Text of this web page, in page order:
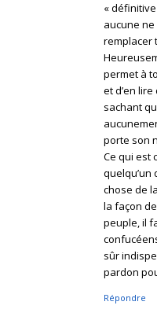
«
aucune
remplacer
permet à
et d’en
sachant
porte son
Ce qui est
quelqu’un
chose de
la façon
peuple, il
sûr
pardon
Répondre